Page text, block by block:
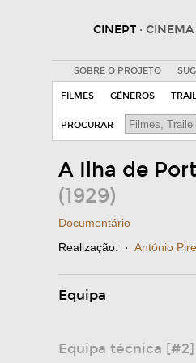
CINEPT ·
SOBRE O PROJETO
FILMES GÉNEROS
PROCURAR
A Ilha de
(1929)
Documentário
Realização: · António
Equipa
Equipa técnica [#2]